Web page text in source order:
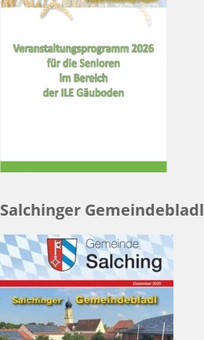
Salchinger Gemeindebladl